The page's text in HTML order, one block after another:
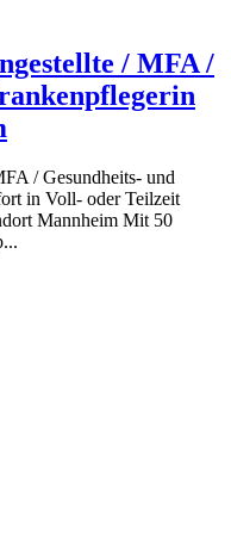
/ MFA /
/ Gesundheits- und
in Voll- oder Teilzeit
Mannheim Mit 50